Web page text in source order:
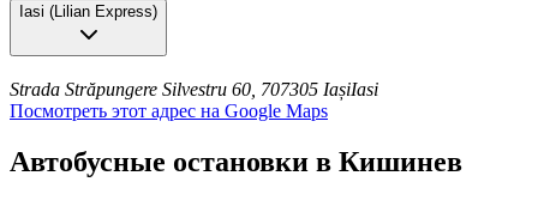
Iasi ( Lilian Express)
Strada Străpungere Silvestru 60, 707305 IașiIasi
Посмотреть этот адрес на Google Maps
Автобусные остановки в Кишинев